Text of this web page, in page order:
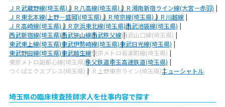
ＪＲ武蔵野線(埼玉県)ＪＲ八高線(埼玉県)ＪＲ湘南新宿ライン線(大宮－赤羽)
ＪＲ東北本線(上野－盛岡)(埼玉県)ＪＲ埼京線(埼玉県)ＪＲ川越線
ＪＲ高崎線(埼玉県)ＪＲ京浜東北線(埼玉県)西武池袋線(埼玉県)
西武新宿線(埼玉県)西武狭山線西武秩父線西武山口線(埼玉県)
東武東上線(埼玉県)東武伊勢崎線(埼玉県)東武日光線(埼玉県)
東武野田線(埼玉県)東武越生線東京メトロ有楽町線(埼玉県)
東京メトロ副都心線(埼玉県)秩父鉄道埼玉高速鉄道(埼玉県)
つくばエクスプレス(埼玉県) ＪＲ上野東京ライン(埼玉県)ニューシャトル
埼玉県の臨床検査技師求人を仕事内容で探す